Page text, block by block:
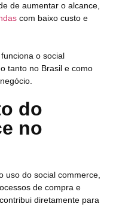
de aumentar o alcance,
com baixo custo e
o social
tanto no Brasil e como
do
no
uso do social commerce,
de compra e
diretamente para